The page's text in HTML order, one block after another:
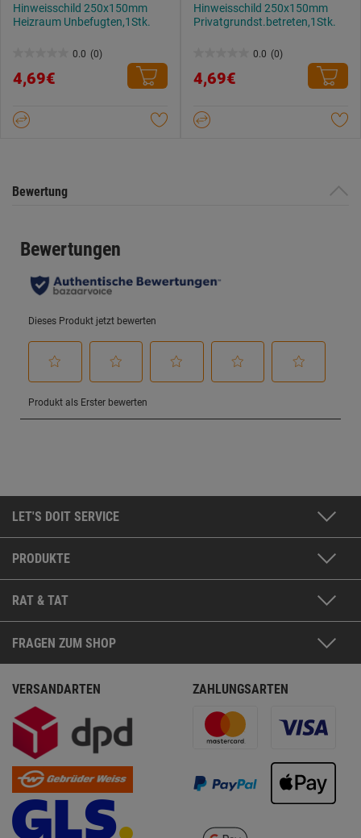
Hinweisschild 250x150mm
Heizraum Unbefugten,1Stk.
0.0 (0)
von
Sternen.
4,69€
Hinweisschild 250x150mm
Privatgrundst.betreten,1Stk.
0.0 (0)
von
Sternen.
4,69€
Bewertung
LET'S DOIT SERVICE
PRODUKTE
RAT & TAT
FRAGEN ZUM SHOP
VERSANDARTEN ZAHLUNGSARTEN